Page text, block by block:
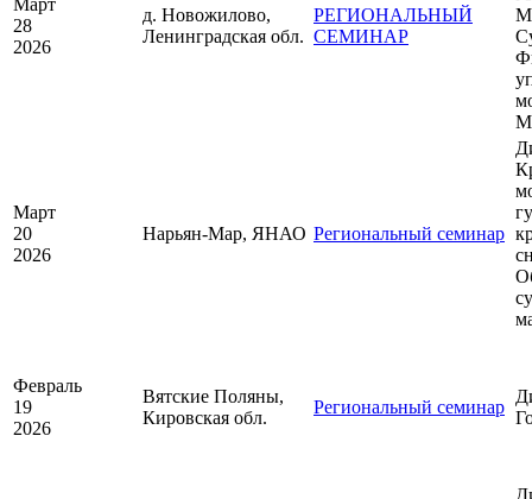
Март
28
2026
д. Новожилово,
Ленинградская обл.
РЕГИОНАЛЬНЫЙ
СЕМИНАР
Март
20
2026
Нарьян-Мар, ЯНАО Региональный семинар
Февраль
19
2026
Вятские Поляны,
Кировская обл.
Региональный семинар